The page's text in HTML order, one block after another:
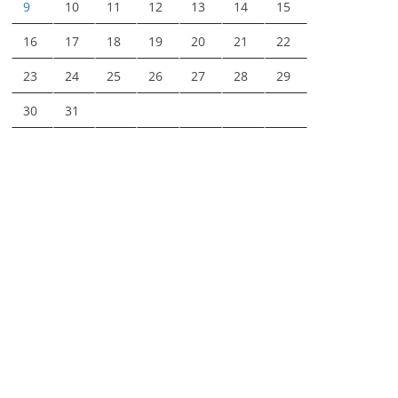
9 10 11 12 13 14 15
16 17 18 19 20 21 22
23 24 25 26 27 28 29
30 31